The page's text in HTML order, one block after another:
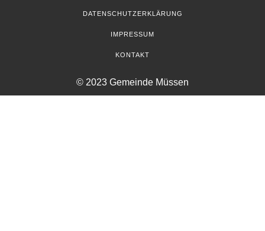
DATENSCHUTZERKLÄRUNG
IMPRESSUM
KONTAKT
© 2023 Gemeinde Müssen